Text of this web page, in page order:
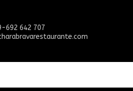
692 642 707